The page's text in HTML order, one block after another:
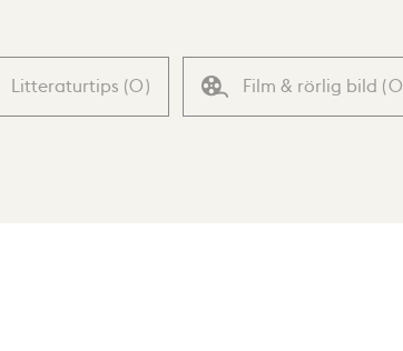
Litteraturtips (0) Film & rörlig bild (0